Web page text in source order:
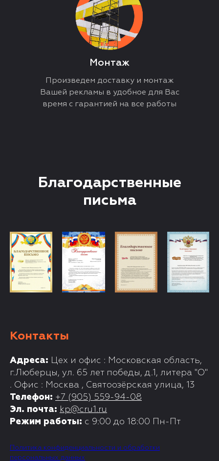
Произведем доставку и монтаж
Вашей рекламы в удобное для Вас
время с гарантией на все работы
Монтаж
Благодарственные
письма
Контакты
Адреса: Цех и офис : Московская область,
г.Люберцы, ул. 65 лет победы, д.1, литера "О"
. Офис : Москва , Святоозёрская улица, 13
Телефон: +7 (905) 559-94-08
Эл. почта: kp@cru1.ru
Режим работы: с 9:00 до 18:00 Пн-Пт
Политика конфиденциальности и обработки
персональных данных